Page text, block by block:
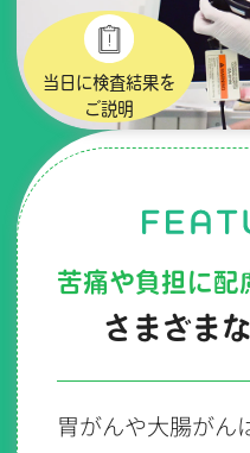
当日に検査結果を
ご説明
苦痛や負担に配
さまざま
胃がんや大腸がん